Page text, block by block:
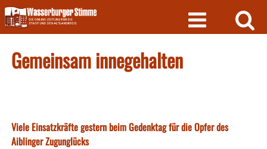
Skip
to
content
Gemeinsam innegehalten
Viele Einsatzkräfte gestern beim Gedenktag für die Opfer des
Aiblinger Zugunglücks